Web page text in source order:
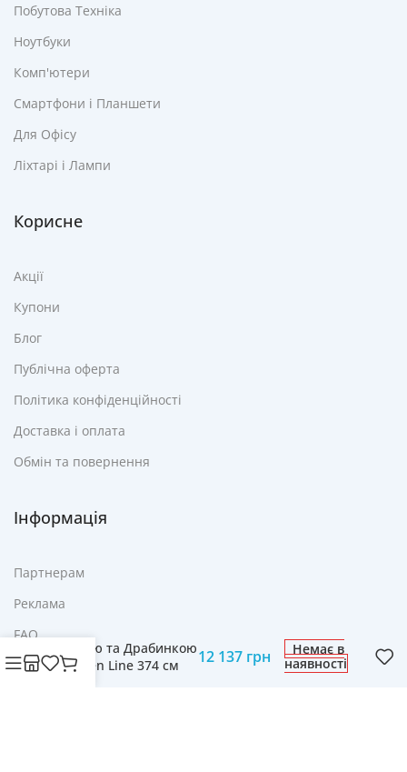
Побутова Техніка
Ноутбуки
Комп'ютери
Смартфони і Планшети
Для Офісу
Ліхтарі і Лампи
Корисне
Акції
Купони
Блог
Публічна оферта
Політика конфіденційності
Доставка і оплата
Обмін та повернення
Інформація
Партнерам
Реклама
FAQ
Контакти
Сіткою та Драбинкою
Garden Line 374 см
12 137 грн
Немає в
наявності